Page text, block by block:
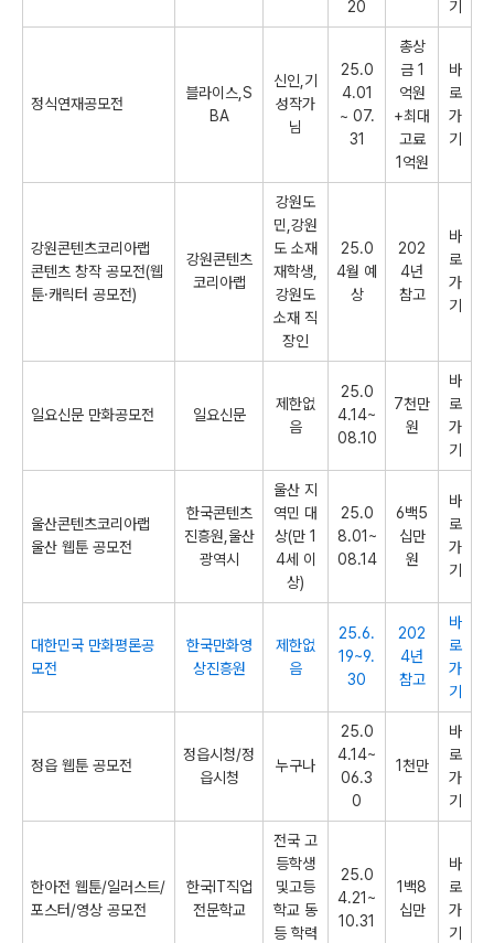
20 기
정식연재공모전
블라이스,S
BA
신인,기
성작가
님
25.0
4.01
~ 07.
31
총상
금 1
억원
+최대
고료
1억원
바
로
가
기
강원콘텐츠코리아랩
콘텐츠 창작 공모전(웹
툰·캐릭터 공모전)
강원콘텐츠
코리아랩
강원도
민,강원
도 소재
재학생,
강원도
소재 직
장인
25.0
4월 예
상
202
4년
참고
바
로
가
기
일요신문 만화공모전 일요신문
제한없
음
25.0
4.14~
08.10
7천만
원
바
로
가
기
울산콘텐츠코리아랩
울산 웹툰 공모전
한국콘텐츠
진흥원,울산
광역시
울산 지
역민 대
상(만 1
4세 이
상)
25.0
8.01~
08.14
6백5
십만
원
바
로
가
기
대한민국 만화평론공
모전
한국만화영
상진흥원
제한없
음
25.6.
19~9.
30
202
4년
참고
바
로
가
기
정읍 웹툰 공모전
정읍시청/정
읍시청
누구나
25.0
4.14~
06.3
0
1천만
바
로
가
기
한아전 웹툰/일러스트/
포스터/영상 공모전
한국IT직업
전문학교
전국 고
등학생
및고등
학교 동
등 학력
25.0
4.21~
10.31
1백8
십만
바
로
가
기